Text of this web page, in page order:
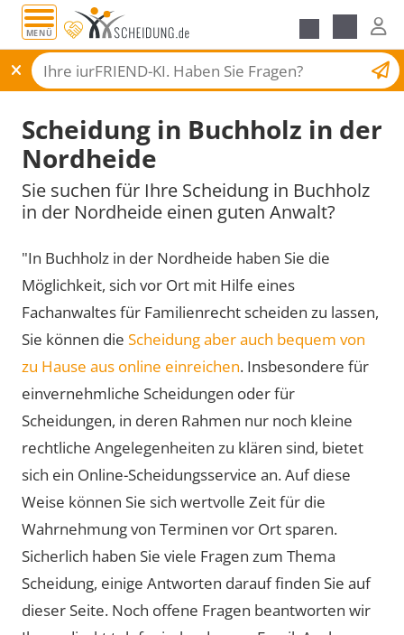
MENÜ
Scheidungsantrag
Scheidung in Buchholz in der
Nordheide
Sie suchen für Ihre Scheidung in Buchholz
in der Nordheide einen guten Anwalt?
"In Buchholz in der Nordheide haben Sie die
Möglichkeit, sich vor Ort mit Hilfe eines
Fachanwaltes für Familienrecht scheiden zu lassen,
Sie können die Scheidung aber auch bequem von
zu Hause aus online einreichen. Insbesondere für
einvernehmliche Scheidungen oder für
Scheidungen, in deren Rahmen nur noch kleine
rechtliche Angelegenheiten zu klären sind, bietet
sich ein Online-Scheidungsservice an. Auf diese
Weise können Sie sich wertvolle Zeit für die
Wahrnehmung von Terminen vor Ort sparen.
Sicherlich haben Sie viele Fragen zum Thema
Scheidung, einige Antworten darauf finden Sie auf
dieser Seite. Noch offene Fragen beantworten wir